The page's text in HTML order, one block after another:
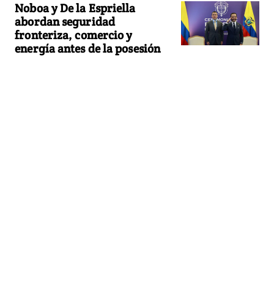
Noboa y De la Espriella
abordan seguridad
fronteriza, comercio y
energía antes de la posesión